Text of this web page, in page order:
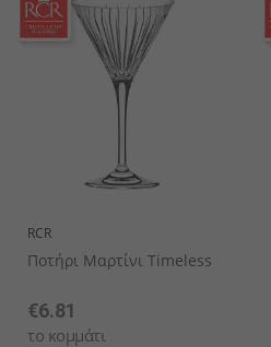
RCR
Ποτήρι Μαρτίνι Timeless
€6.81
το κομμάτι